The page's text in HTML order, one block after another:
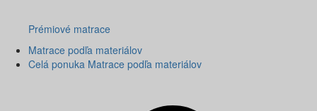
Prémiové matrace
Matrace podľa materiálov
Celá ponuka Matrace podľa materiálov